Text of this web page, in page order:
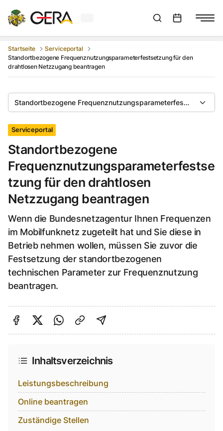
Aktuelles Wetter in GeraSuchleiste anzeigen
Startseite
Serviceportal
Standortbezogene Frequenznutzungsparameterfestsetzung für den
drahtlosen Netzzugang beantragen
Standortbezogene Frequenznutzungsparameterfestsetzung
Serviceportal
Standortbezogene
Frequenznutzungsparameterfestse
tzung für den drahtlosen
Netzzugang beantragen
Wenn die Bundesnetzagentur Ihnen Frequenzen
im Mobilfunknetz zugeteilt hat und Sie diese in
Betrieb nehmen wollen, müssen Sie zuvor die
Festsetzung der standortbezogenen
technischen Parameter zur Frequenznutzung
beantragen.
Auf Facebook teilen
Auf Twitter teilen
Per Link teilen
shareViaEmail
Inhaltsverzeichnis
Leistungsbeschreibung
Online beantragen
Zuständige Stellen